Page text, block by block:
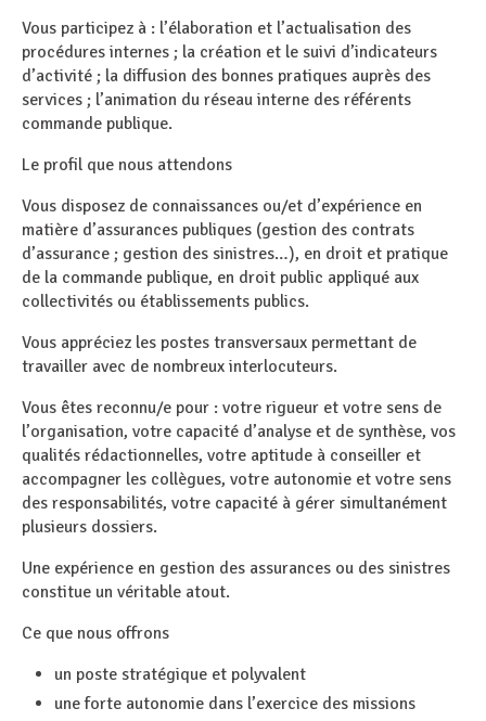
Vous participez à : l’élaboration et l’actualisation des
procédures internes ; la création et le suivi d’indicateurs
d’activité ; la diffusion des bonnes pratiques auprès des
services ; l’animation du réseau interne des référents
commande publique.
Le profil que nous attendons
Vous disposez de connaissances ou/et d’expérience en
matière d’assurances publiques (gestion des contrats
d’assurance ; gestion des sinistres…), en droit et pratique
de la commande publique, en droit public appliqué aux
collectivités ou établissements publics.
Vous appréciez les postes transversaux permettant de
travailler avec de nombreux interlocuteurs.
Vous êtes reconnu/e pour : votre rigueur et votre sens de
l’organisation, votre capacité d’analyse et de synthèse, vos
qualités rédactionnelles, votre aptitude à conseiller et
accompagner les collègues, votre autonomie et votre sens
des responsabilités, votre capacité à gérer simultanément
plusieurs dossiers.
Une expérience en gestion des assurances ou des sinistres
constitue un véritable atout.
Ce que nous offrons
un poste stratégique et polyvalent
une forte autonomie dans l’exercice des missions